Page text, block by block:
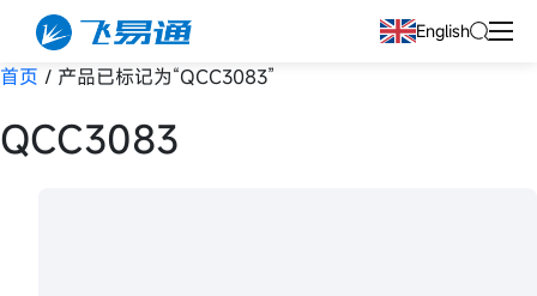
English
首页 / 产品已标记为“QCC3083”
QCC3083